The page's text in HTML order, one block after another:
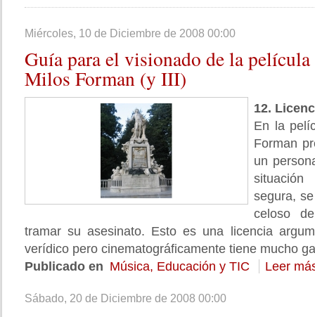
Miércoles, 10 de Diciembre de 2008 00:00
Guíapara el visionado de la película
Milos Forman (y III)
12.
En la
Forman
un
segura,
celoso
tramar su asesinato. Esto es una licencia
verídico pero cinematográficamente tiene mucho
Publicado en Música, Educación y TIC Leer
Sábado, 20 de Diciembre de 2008 00:00